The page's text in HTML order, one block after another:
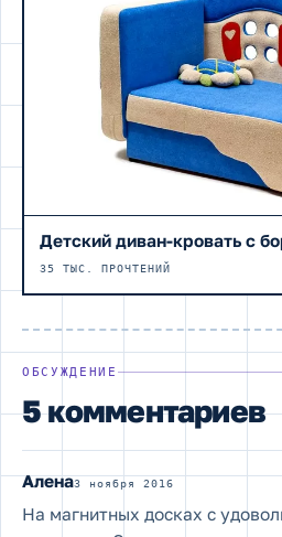
Детский диван-кровать с
35 ТЫС. ПРОЧТЕНИЙ
ОБСУЖДЕНИЕ
5 комментариев
Алена3 ноября 2016
На магнитных досках с